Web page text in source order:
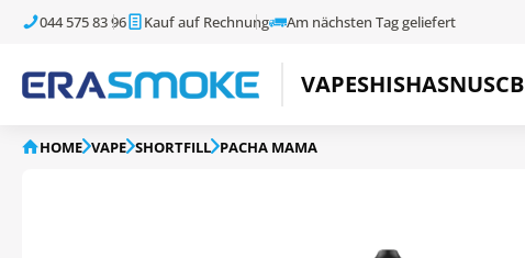
044 575 83 96 Kauf auf Rechnung Am nächsten Tag geliefert
VAPESHISHASNUS
HOME VAPE SHORTFILL PACHA MAMA